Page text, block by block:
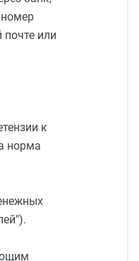
номер
или
к
норма